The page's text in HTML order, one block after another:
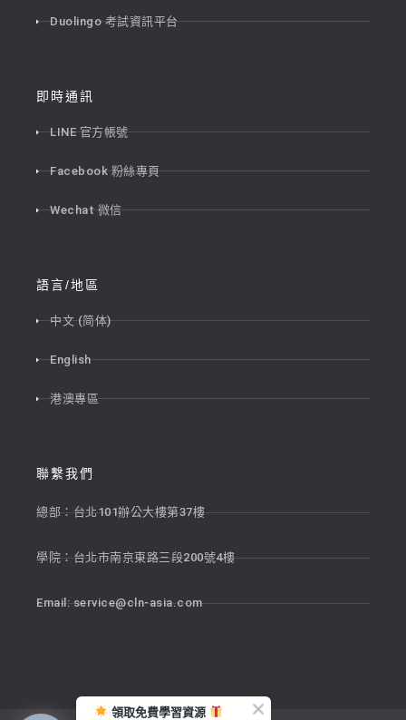
Duolingo 考試資訊平台
即時通訊
LINE 官方帳號
Facebook 粉絲專頁
Wechat 微信
語言/地區
中文 (简体)
English
港澳專區
聯繫我們
總部：台北101辦公大樓第37樓
學院：台北市南京東路三段200號4樓
Email:service@cln-asia.com
領取免費學習資源